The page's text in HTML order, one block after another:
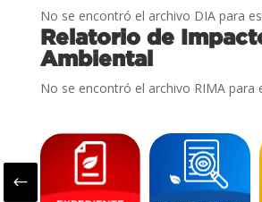
No se encontró el archivo DIA para
Relatorio de
Ambiental
No se encontró el archivo RIMA para
#